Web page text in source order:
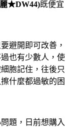
麗★DW44)既便宜
避開即可改善，
也有少數人，使
胞記住，往後只
什麼都過敏的困
題，日前想購入